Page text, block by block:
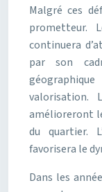
Malgré ces
prometteur.
continuera
par son
valorisation.
amélioreront
du quartier.
favorisera le
Dans les